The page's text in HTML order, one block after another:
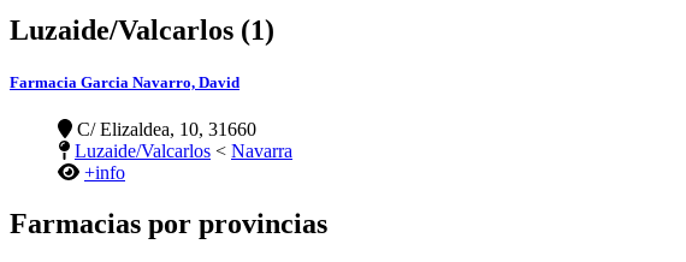
Luzaide/Valcarlos (1)
Farmacia Garcia Navarro, David
C/ Elizaldea, 10, 31660
Luzaide/Valcarlos < Navarra
+info
Farmacias por provincias